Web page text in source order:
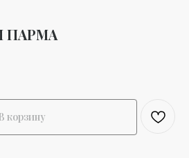
ПАРМА
корзину